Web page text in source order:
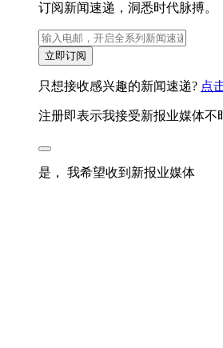
订阅新闻速递，洞悉时代脉搏。
立即订阅
只想接收感兴趣的新闻速递? 点
注册即表示我接受新报业媒体不
是， 我希望收到新报业媒体